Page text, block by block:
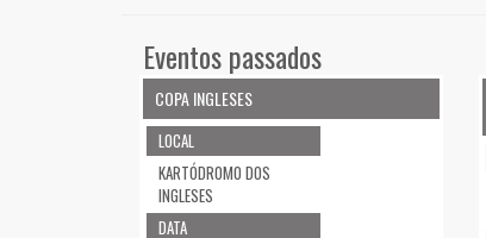
Eventos passados
COPA INGLESES
LOCAL
KARTÓDROMO DOS
INGLESES
DATA